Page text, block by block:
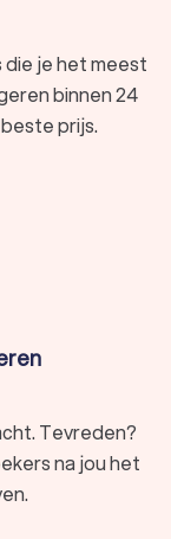
je het meest
binnen 24
prijs.
Tevreden?
na jou het